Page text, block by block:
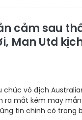
cảm sau
Man Utd
chức vô địch
ra mắt kém may
tin chính có trong